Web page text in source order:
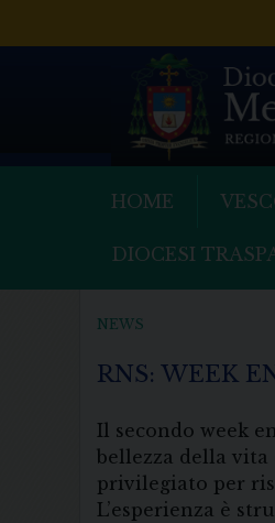
HOME
DIOCESI
NEWS
RNS: WEEK
Il secondo week
bellezza della
privilegiato per
L’esperienza è